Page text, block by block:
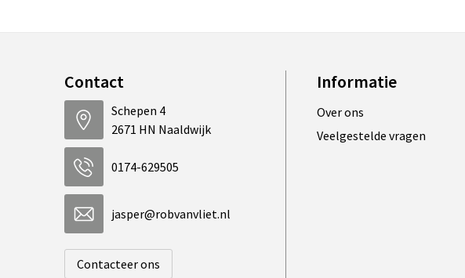
Contact
Schepen 4
2671 HN Naaldwijk
0174-629505
jasper@robvanvliet.nl
Contacteer ons
Informatie
Over ons
Veelgestelde vragen